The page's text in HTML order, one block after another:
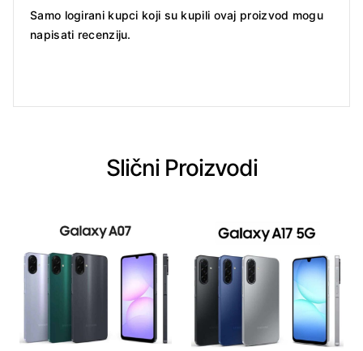
Samo logirani kupci koji su kupili ovaj proizvod mogu
napisati recenziju.
Slični Proizvodi